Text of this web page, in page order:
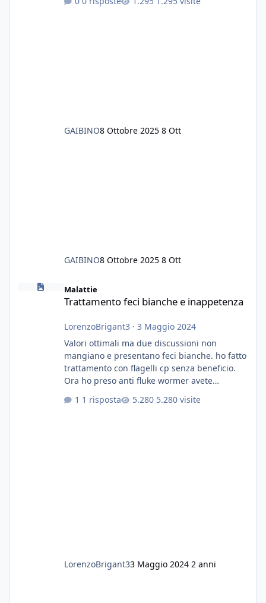
cardinali, e tre pulitori in una vasca con 200
GAIBINO8 Ottobre 2025 8 Ott
GAIBINO8 Ottobre 2025 8 Ott
Trattamento feci bianche e inappetenza
Malattie
Trattamento feci bianche e inappetenza
LorenzoBrigant3 · 3 Maggio 2024
Valori ottimali ma due discussioni non
mangiano e presentano feci bianche. ho fatto
trattamento con flagelli cp senza beneficio.
Ora ho preso anti fluke wormer avete
sostanza
1 risposta 5.280 visite
LorenzoBrigant33 Maggio 2024 2 anni